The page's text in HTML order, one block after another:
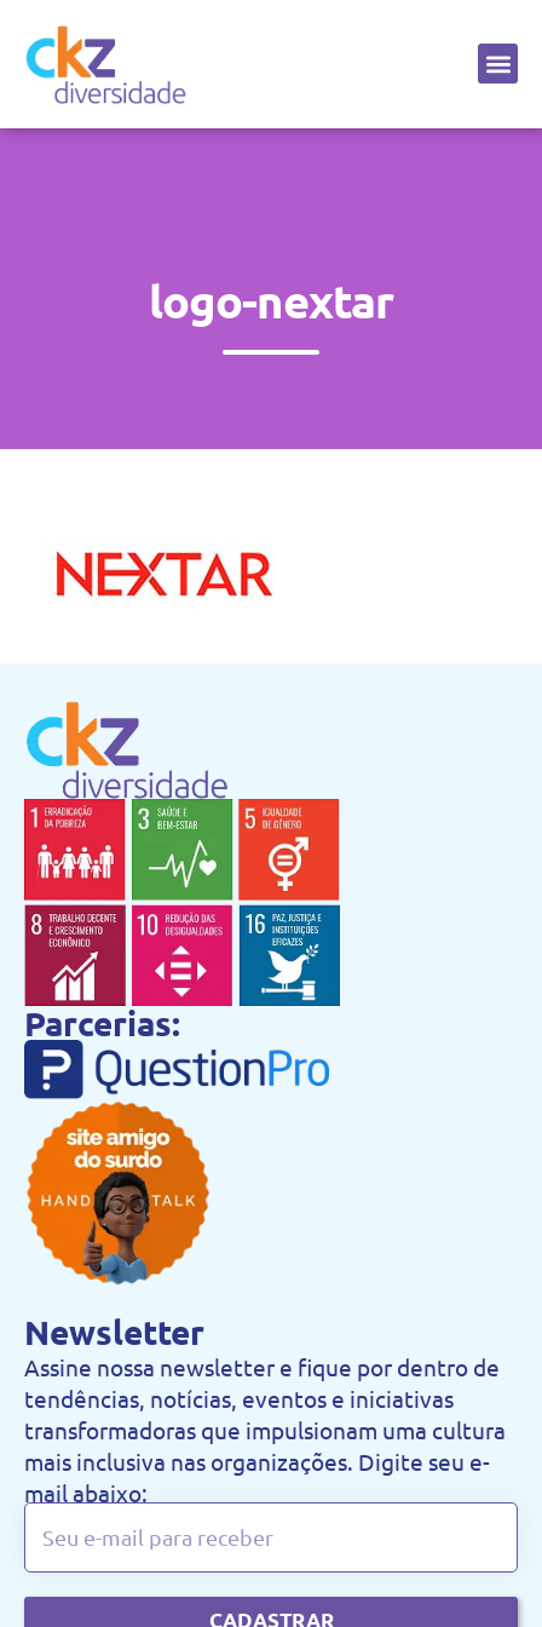
logo-nextar
Parcerias:
Newsletter
Assine nossa newsletter e fique por dentro de
tendências, notícias, eventos e iniciativas
transformadoras que impulsionam uma cultura
mais inclusiva nas organizações. Digite seu e-
mail abaixo:
CADASTRAR